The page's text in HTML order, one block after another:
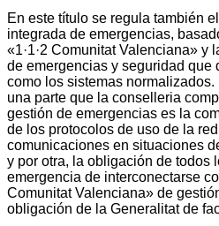
En este título se regula también
integrada de emergencias,
«1·1·2 Comunitat Valenciana» y
de emergencias y seguridad que
como los sistemas
una parte que la conselleria
gestión de emergencias es la
de los protocolos de uso de la
comunicaciones en situaciones
y por otra, la obligación de todos
emergencia de interconectarse
Comunitat Valenciana» de
obligación de la Generalitat de